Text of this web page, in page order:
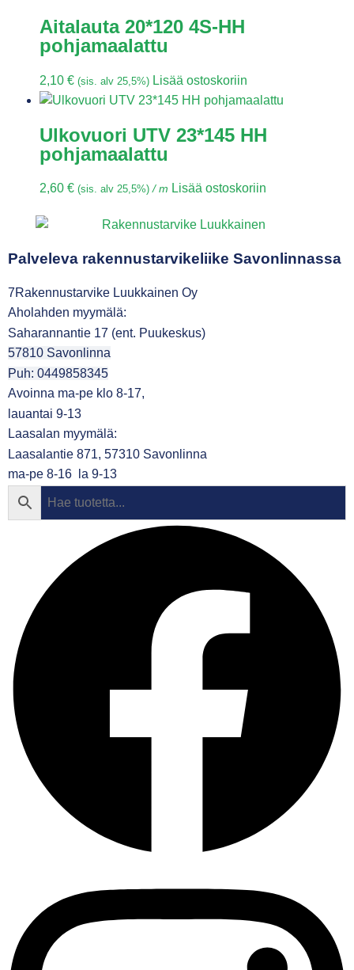
Aitalauta 20*120 4S-HH
pohjamaalattu
2,10 € (sis. alv 25,5%) Lisää ostoskoriin
Ulkovuori UTV 23*145 HH
pohjamaalattu
2,60 € (sis. alv 25,5%) / m Lisää ostoskoriin
Palveleva rakennustarvikeliike Savonlinnassa
7Rakennustarvike Luukkainen Oy
Aholahden myymälä:
Saharannantie 17 (ent. Puukeskus)
57810 Savonlinna
Puh: 0449858345
Avoinna ma-pe klo 8-17,
lauantai 9-13
Laasalan myymälä:
Laasalantie 871, 57310 Savonlinna
ma-pe 8-16 la 9-13